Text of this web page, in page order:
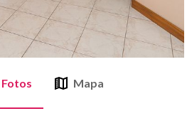
Fotos Mapa